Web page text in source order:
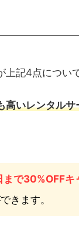
記4点につい
いレンタル
で30%OFFキ
きます。